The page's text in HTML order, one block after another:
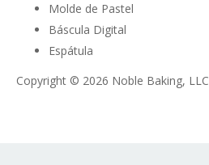
Molde de Pastel
Báscula Digital
Espátula
Copyright © 2026 Noble Baking, LLC